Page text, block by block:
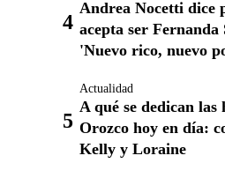
Andrea Nocetti dice
acepta ser Fernanda
'Nuevo rico, nuevo
Actualidad
A qué se dedican las
Orozco hoy en día:
Kelly y Loraine